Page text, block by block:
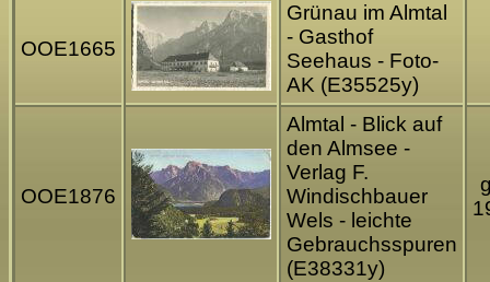
OOE1665
Grünau im Almtal
- Gasthof
Seehaus - Foto-
AK (E35525y)
OOE1876
Almtal - Blick auf
den Almsee -
Verlag F.
Windischbauer
Wels - leichte
Gebrauchsspuren
(E38331y)